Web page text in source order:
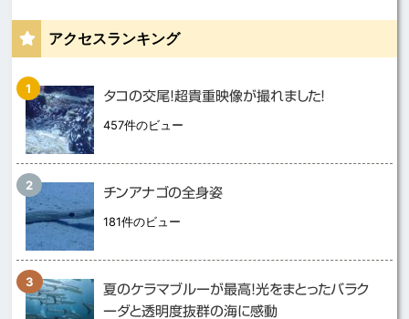
アクセスランキング
タコの交尾！超貴重映像が撮れました！
457件のビュー
チンアナゴの全身姿
181件のビュー
夏のケラマブルーが最高！光をまとったバラク
ーダと透明度抜群の海に感動